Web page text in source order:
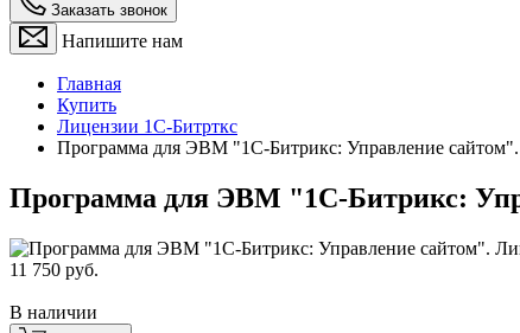
Заказать звонок
Напишите нам
Главная
Купить
Лицензии 1С-Битрткс
Программа для ЭВМ "1С-Битрикс: Управление
Программа для ЭВМ "1С-Битрикс:
11 750 руб.
В наличии